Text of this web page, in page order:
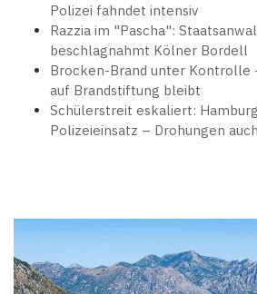
Polizei fahndet intensiv
Razzia im "Pascha":
beschlagnahmt Kölner Bordell
Brocken-Brand unter Kontrolle
auf Brandstiftung bleibt
Schülerstreit eskaliert:
Polizeieinsatz – Drohungen